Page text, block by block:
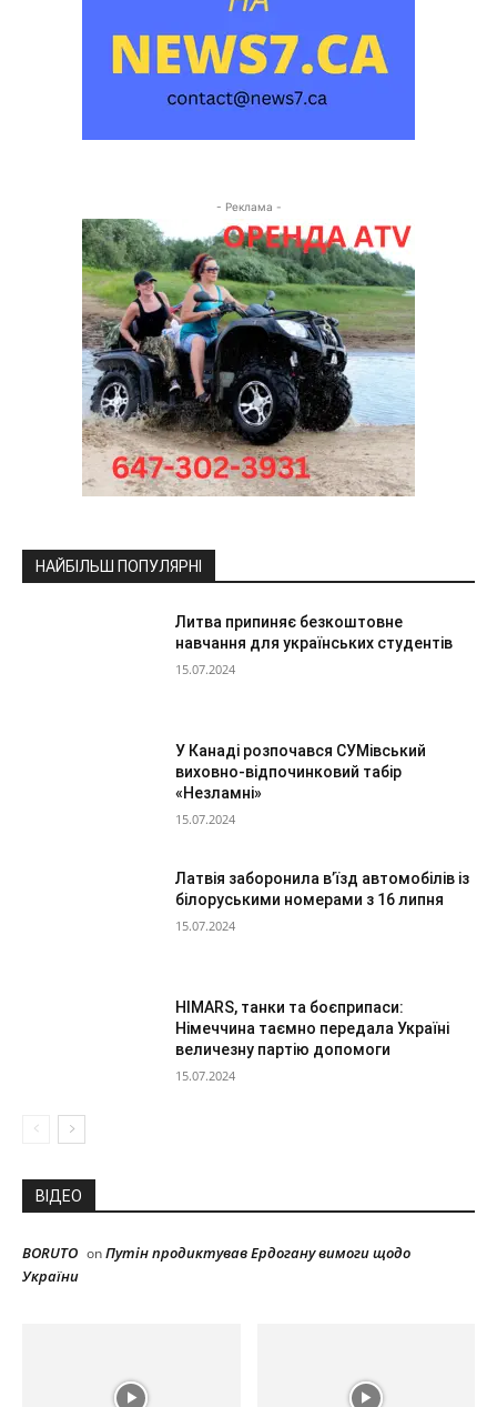
- Реклама -
НАЙБІЛЬШ ПОПУЛЯРНІ
Литва припиняє безкоштовне
навчання для українських студентів
15.07.2024
У Канаді розпочався СУМівський
виховно-відпочинковий табір
«Незламні»
15.07.2024
Латвія заборонила в’їзд автомобілів із
білоруськими номерами з 16 липня
15.07.2024
HIMARS, танки та боєприпаси:
Німеччина таємно передала Україні
величезну партію допомоги
15.07.2024
ВІДЕО
BORUTO onПутін продиктував Ердогану вимоги щодо
України